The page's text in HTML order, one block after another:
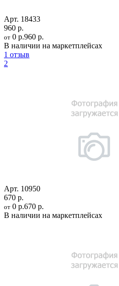
Арт. 18433
960 р.
от 0 р.960 р.
В наличии на маркетплейсах
1 отзыв
2
Арт. 10950
670 р.
от 0 р.670 р.
В наличии на маркетплейсах